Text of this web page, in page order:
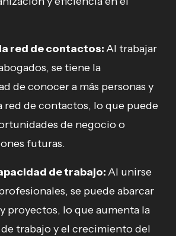
red de contactos:Al trabajar
se tiene la
de conocer a más personas y
red de contactos, lo que puede
de negocio o
futuras.
de trabajo:Al unirse
se puede abarcar
y proyectos, lo que aumenta la
trabajo y el crecimiento del